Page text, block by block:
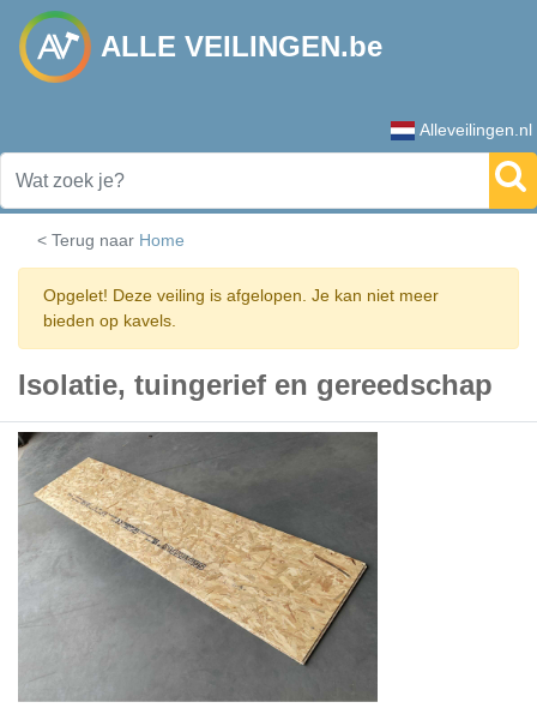
ALLE VEILINGEN.be
Alleveilingen.nl
< Terug naar Home
Opgelet! Deze veiling is afgelopen. Je kan niet meer
bieden op kavels.
Isolatie, tuingerief en gereedschap